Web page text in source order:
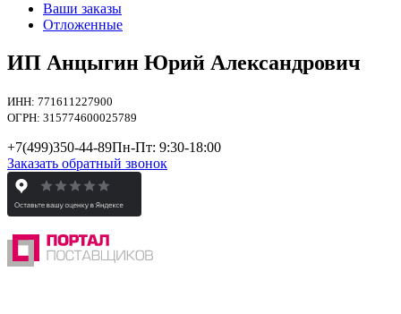
Ваши заказы
Отложенные
ИП Анцыгин Юрий Александрович
ИНН: 771611227900
ОГРН: 315774600025789
+7(499)350-44-89Пн-Пт: 9:30-18:00
Заказать обратный звонок